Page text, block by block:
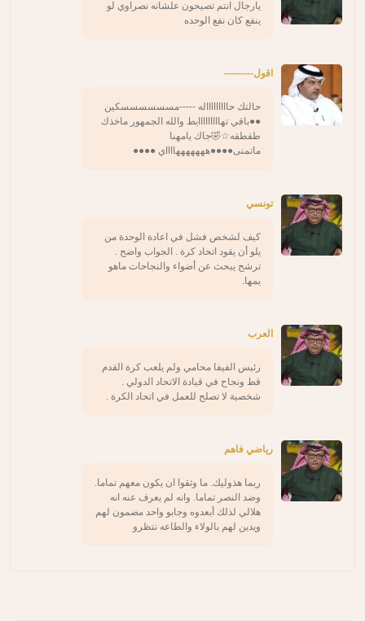
يارجال انتم تصيحون علشانه نصراوي لو
ينفع كان نفع الوحده
اقول---------
حالتك حاااااااااله -----مسسسسسسكين
●●باقي تهااااااااايط والله الجمهور ماخذك
طقطقه☆🤣جاك يامهنا
ماتمنى●●●●هههههههااااي ●●●●
تونسي
كيف لشخص فشل في اعادة الوحدة من
يلو أن يقود اتحاد كرة . الجواب واضح .
ترشح يبحث عن أضواء والنجاحات ماهو
يمها.
العرب
رئيس الفيفا محامي ولم يلعب كرة القدم
قط ونجاح في قيادة الاتحاد الدولي .
شخصية لا تصلح للعمل في اتحاد الكرة .
رياضي فاهم
ربما هذوليك. ما وثقوا ان يكون معهم تماما.
وضد النصر تماما. وانه لم يعرف عنه انه
هلالي لذلك أبعدوه وجابو واحد مضمون لهم
ويدين لهم بالولاء والطاعه نتظرو